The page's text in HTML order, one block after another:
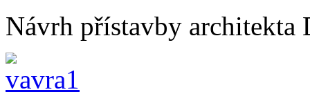
Návrh přístavby architekta